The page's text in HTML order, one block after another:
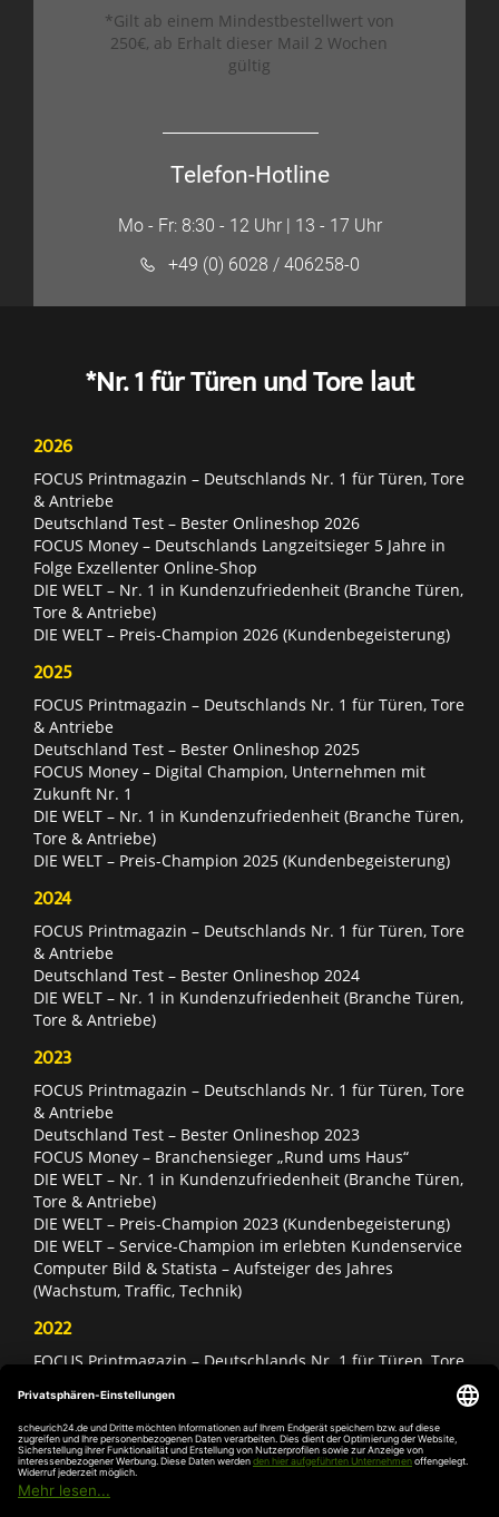
*Gilt ab einem Mindestbestellwert von
250€, ab Erhalt dieser Mail 2 Wochen
gültig
Telefon-Hotline
Mo - Fr: 8:30 - 12 Uhr | 13 - 17 Uhr
+49 (0) 6028 / 406258-0
*Nr. 1 für Türen und Tore laut
2026
FOCUS Printmagazin – Deutschlands Nr. 1 für Türen, Tore
& Antriebe
Deutschland Test – Bester Onlineshop 2026
FOCUS Money – Deutschlands Langzeitsieger 5 Jahre in
Folge Exzellenter Online-Shop
DIE WELT – Nr. 1 in Kundenzufriedenheit (Branche Türen,
Tore & Antriebe)
DIE WELT – Preis-Champion 2026 (Kundenbegeisterung)
2025
FOCUS Printmagazin – Deutschlands Nr. 1 für Türen, Tore
& Antriebe
Deutschland Test – Bester Onlineshop 2025
FOCUS Money – Digital Champion, Unternehmen mit
Zukunft Nr. 1
DIE WELT – Nr. 1 in Kundenzufriedenheit (Branche Türen,
Tore & Antriebe)
DIE WELT – Preis-Champion 2025 (Kundenbegeisterung)
2024
FOCUS Printmagazin – Deutschlands Nr. 1 für Türen, Tore
& Antriebe
Deutschland Test – Bester Onlineshop 2024
DIE WELT – Nr. 1 in Kundenzufriedenheit (Branche Türen,
Tore & Antriebe)
2023
FOCUS Printmagazin – Deutschlands Nr. 1 für Türen, Tore
& Antriebe
Deutschland Test – Bester Onlineshop 2023
FOCUS Money – Branchensieger „Rund ums Haus“
DIE WELT – Nr. 1 in Kundenzufriedenheit (Branche Türen,
Tore & Antriebe)
DIE WELT – Preis-Champion 2023 (Kundenbegeisterung)
DIE WELT – Service-Champion im erlebten Kundenservice
Computer Bild & Statista – Aufsteiger des Jahres
(Wachstum, Traffic, Technik)
2022
FOCUS Printmagazin – Deutschlands Nr. 1 für Türen, Tore
Deutschland Test – Bester Onlineshop 2022
FOCUS Money – Branchensieger „Rund ums Haus“
DIE WELT – Service-Champion im erlebten Kundenservice
DIE WELT – Branchengewinner Gold-Rang (Türen, Tore &
Antriebe)